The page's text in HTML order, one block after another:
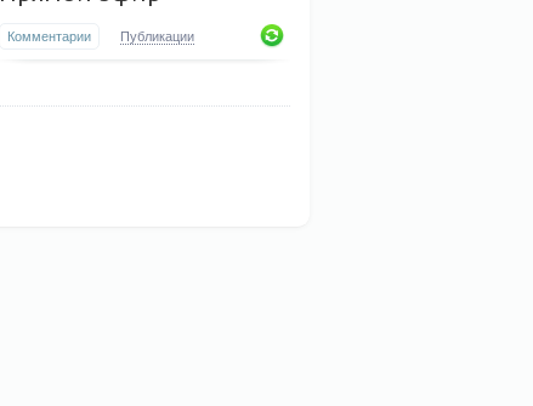
Комментарии Публикации